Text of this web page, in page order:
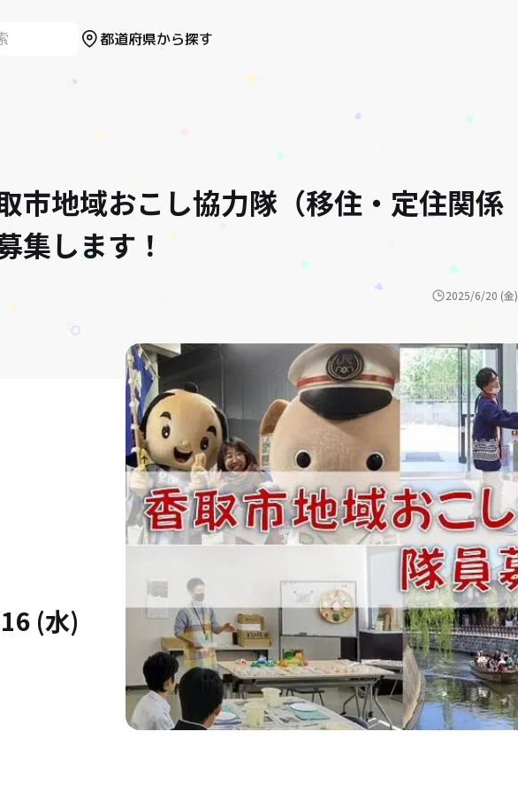
都道府県から探す
市地域おこし協力隊（移住・定住関係
集します！
2025/6/20 (金)
(水)